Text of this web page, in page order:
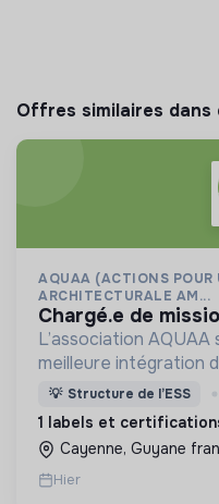
Offres similaires
AQUAA (ACTIONS POUR
ARCHITECTURALE AM...
chargé.e de
L’association
meilleure intégration
et d’une réduction
dans l’acte de
Guyane.
💡 Structure de l’ESS
1 labels et
Cayenne, Guyane
Hier